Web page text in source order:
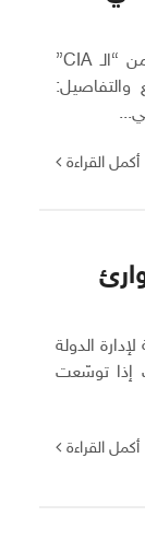
“مستنقع أصفهان”: كيف سقط 500 عنصر من “الـ CIA”
والتفاصيل:
أكمل القراءة
الدولة
إذا توسّعت
أكمل القراءة